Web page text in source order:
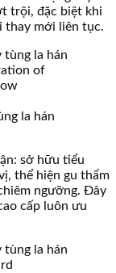
trội, đặc biệt khi
thay mới liên tục.
la hán
sở hữu tiểu
thể hiện gu thẩm
ngưỡng. Đây
cấp luôn ưu